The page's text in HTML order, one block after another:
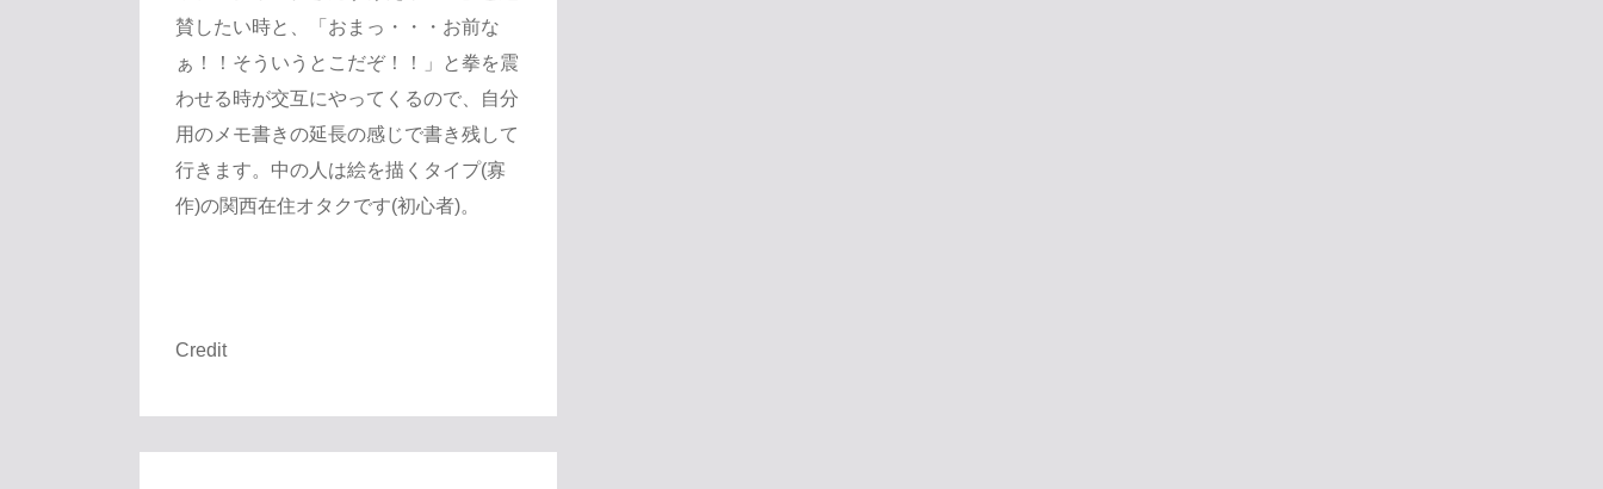
賛したい時と、「おまっ・・・お前な
ぁ！！そういうとこだぞ！！」と拳を震
わせる時が交互にやってくるので、自分
用のメモ書きの延長の感じで書き残して
行きます。中の人は絵を描くタイプ(寡
作)の関西在住オタクです(初心者)。
Credit